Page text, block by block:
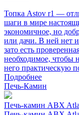
Топка Astov r1 —
шаги в мире
экономичное, но
или дачи. В ней нет
зато есть
необходимое, чтобы
него практическую
Подробнее
Печь-Камин
Печь-камин ABX